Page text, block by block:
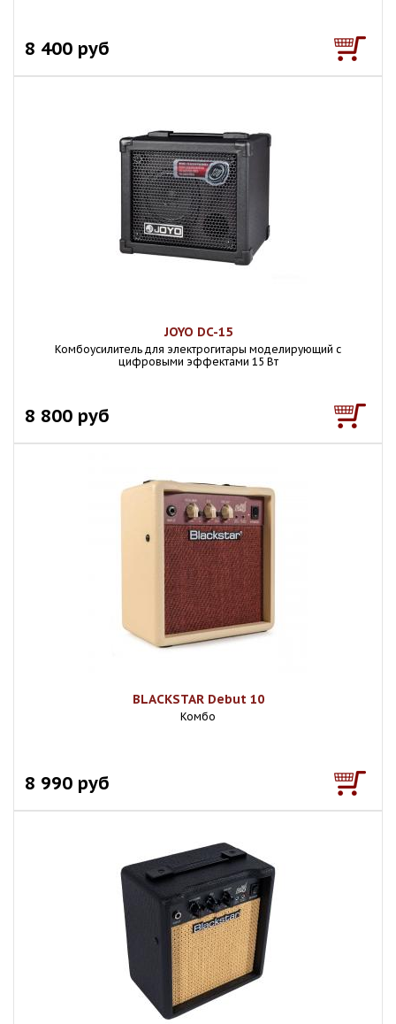
8 400 руб
JOYO DC-15
Комбоусилитель для электрогитары моделирующий с
цифровыми эффектами 15 Вт
8 800 руб
BLACKSTAR Debut 10
Комбо
8 990 руб